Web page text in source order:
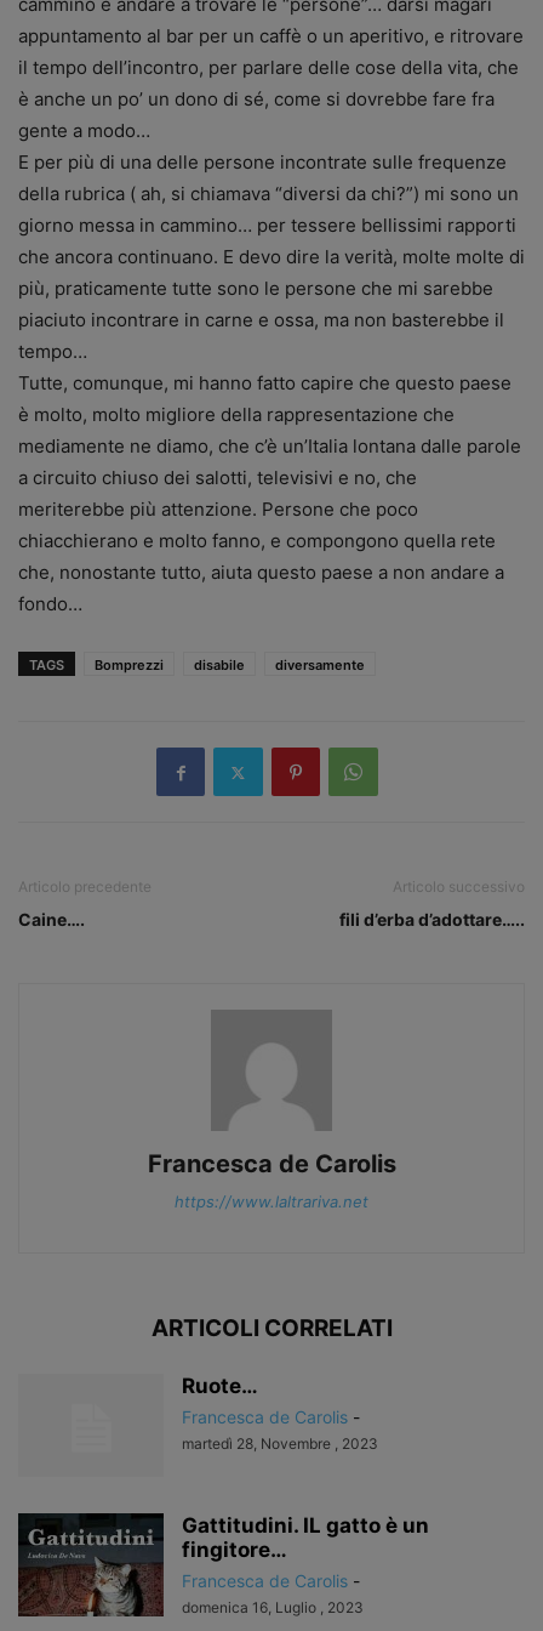
appuntamento al bar per un caffè o un aperitivo, e ritrovare
il tempo dell’incontro, per parlare delle cose della vita, che
è anche un po’ un dono di sé, come si dovrebbe fare fra
gente a modo…
E per più di una delle persone incontrate sulle frequenze
della rubrica ( ah, si chiamava “diversi da chi?”) mi sono un
giorno messa in cammino… per tessere bellissimi rapporti
che ancora continuano. E devo dire la verità, molte molte di
più, praticamente tutte sono le persone che mi sarebbe
piaciuto incontrare in carne e ossa, ma non basterebbe il
tempo…
Tutte, comunque, mi hanno fatto capire che questo paese
è molto, molto migliore della rappresentazione che
mediamente ne diamo, che c’è un’Italia lontana dalle parole
a circuito chiuso dei salotti, televisivi e no, che
meriterebbe più attenzione. Persone che poco
chiacchierano e molto fanno, e compongono quella rete
che, nonostante tutto, aiuta questo paese a non andare a
fondo…
TAGS Bomprezzi disabile diversamente
Articolo precedente
Caine….
Articolo successivo
fili d’erba d’adottare…..
Francesca de Carolis
https://www.laltrariva.net
ARTICOLI CORRELATI
Ruote…
Francesca de Carolis -
martedì 28, Novembre , 2023
Gattitudini. IL gatto è un
fingitore…
Francesca de Carolis -
domenica 16, Luglio , 2023